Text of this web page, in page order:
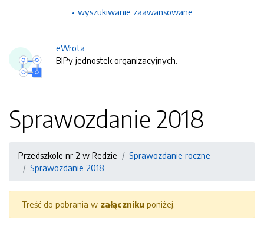
wyszukiwanie zaawansowane
eWrota
BIPy jednostek organizacyjnych.
Sprawozdanie 2018
Przedszkole nr 2 w Redzie
Sprawozdanie roczne
Sprawozdanie 2018
Treść do pobrania w załączniku poniżej.